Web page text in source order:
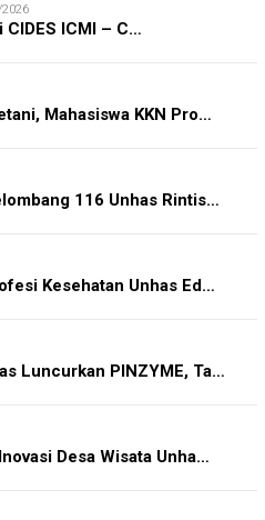
CIDES ICMI – C…
Mahasiswa KKN Pro…
116 Unhas Rintis…
Kesehatan Unhas Ed…
Luncurkan PINZYME, Ta…
Desa Wisata Unha…